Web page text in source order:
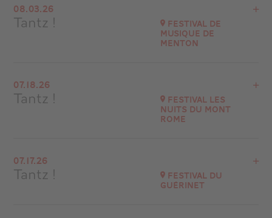
Nérac (47600)
08.03.26
Tantz ! Festival de
Musique de
Menton
Festival de Musique de Menton
at21H00
07.18.26
Tantz ! Festival Les
Nuits du Mont
Rome
71510 Saint-Sernin-du-Plain
07.17.26
Tantz ! Festival du
Guérinet